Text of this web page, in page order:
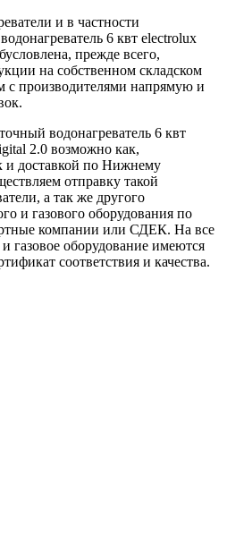
и в частности
6 квт electrolux
прежде всего,
на собственном складском
с производителями напрямую и
водонагреватель 6 квт
2.0 возможно как,
и доставкой по Нижнему
отправку такой
а так же другого
и газового оборудования по
компании или СДЕК. На все
газовое оборудование имеются
соответствия и качества.